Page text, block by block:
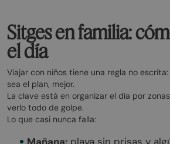
Sitges en familia:
el día
Viajar con niños tiene una regla no
sea el plan, mejor.
La clave está en organizar el día por
verlo todo de golpe.
Lo que casi nunca falla: